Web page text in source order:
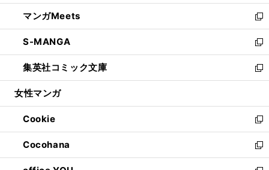
開
く
ウ
で
開
く
ン
ド
ウ
で
開
く
ウ
ィ
ン
ド
ウ
で
開
し
い
ウ
ィ
ン
ド
ウ
開
く
マンガMeets
新
し
い
ウ
ィ
ン
ウ
で
開
く
S-MANGA
新
し
い
ウ
ン
ド
ウ
で
開
集英社コミック文庫
新
し
ウ
ィ
ン
ド
ウ
女性マンガ
Cookie
新
し
い
ウ
Cocohana
新
し